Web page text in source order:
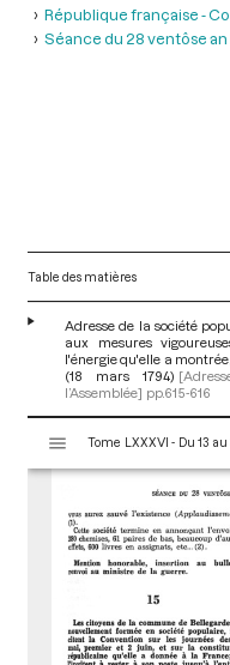
République française -
Séance du 28 ventôse an
Table des matières
Adresse de la société
aux mesures
l'énergie qu'elle a
(18 mars 1794)
l’Assemblée] pp.615-616
s
Tome LXXXVI - Du 13